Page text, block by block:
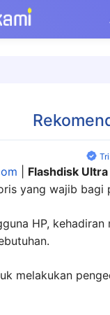
Tri
Flashdisk
yang wajib bagi
HP,
melakukan